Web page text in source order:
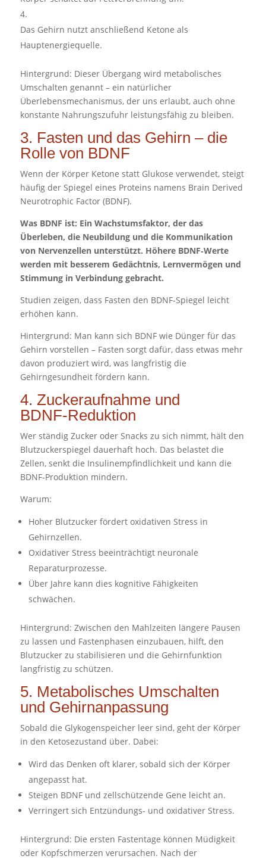
Das Gehirn nutzt anschließend Ketone als
Hauptenergiequelle.
Hintergrund: Dieser Übergang wird metabolisches
Umschalten genannt – ein natürlicher
Überlebensmechanismus, der uns erlaubt, auch ohne
konstante Nahrungszufuhr leistungsfähig zu bleiben.
3. Fasten und das Gehirn – die
Rolle von BDNF
Wenn der Körper Ketone statt Glukose verwendet, steigt
häufig der Spiegel eines Proteins namens Brain Derived
Neurotrophic Factor (BDNF).
Was BDNF ist: Ein Wachstumsfaktor, der das
Überleben, die Neubildung und die Kommunikation
von Nervenzellen unterstützt. Höhere BDNF‑Werte
werden mit besserem Gedächtnis, Lernvermögen und
Stimmung in Verbindung gebracht.
Studien zeigen, dass Fasten den BDNF‑Spiegel leicht
erhöhen kann.
Hintergrund: Man kann sich BDNF wie Dünger für das
Gehirn vorstellen – Fasten sorgt dafür, dass etwas mehr
davon produziert wird, was langfristig die
Gehirngesundheit fördern kann.
4. Zuckeraufnahme und
BDNF‑Reduktion
Wer ständig Zucker oder Snacks zu sich nimmt, hält den
Blutzuckerspiegel dauerhaft hoch. Das belastet die
Zellen, senkt die Insulinempfindlichkeit und kann die
BDNF‑Produktion mindern.
Warum:
Hoher Blutzucker fördert oxidativen Stress in
Gehirnzellen.
Oxidativer Stress beeinträchtigt neuronale
Reparaturprozesse.
Über Jahre kann dies kognitive Fähigkeiten
schwächen.
Hintergrund: Zwischen den Mahlzeiten längere Pausen
zu lassen und Fastenphasen einzubauen, hilft, den
Blutzucker zu stabilisieren und die Gehirnfunktion
langfristig zu schützen.
5. Metabolisches Umschalten
und Gehirnanpassung
Sobald die Glykogenspeicher leer sind, geht der Körper
in den Ketosezustand über. Dabei:
Wird das Denken oft klarer, sobald sich der Körper
angepasst hat.
Steigen BDNF und zellschützende Gene leicht an.
Verringert sich Entzündungs‑ und oxidativer Stress.
Hintergrund: Die ersten Fastentage können Müdigkeit
oder Kopfschmerzen verursachen. Nach der